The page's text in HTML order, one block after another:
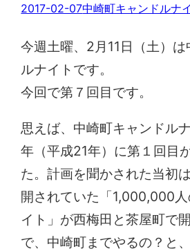
2017-02-07中崎町キャンドルナ
今週土曜、2月11日（土）
ルナイトです。
今回で第７回目です。
思えば、中崎町キャンドル
年（平成21年）に第１回目
た。計画を聞かされた当初
開されていた「1,000,000
イト」が西梅田と茶屋町で
で、中崎町までやるの？と